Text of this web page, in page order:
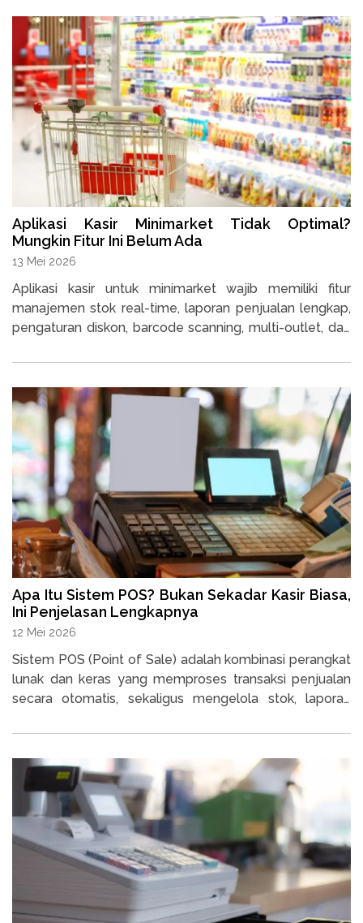
Aplikasi Kasir Minimarket Tidak Optimal?
Mungkin Fitur Ini Belum Ada
13 Mei 2026
Aplikasi kasir untuk minimarket wajib memiliki fitur
manajemen stok real-time, laporan penjualan lengkap,
pengaturan diskon, barcode scanning, multi-outlet, dan
kasir pilihan yang menyediakan semua fitur tersebut.
Apa Itu Sistem POS? Bukan Sekadar Kasir Biasa,
Ini Penjelasan Lengkapnya
12 Mei 2026
Sistem POS (Point of Sale) adalah kombinasi perangkat
lunak dan keras yang memproses transaksi penjualan
secara otomatis, sekaligus mengelola stok, laporan
Simak manfaatnya untuk bisnis UMKM berikut ini.